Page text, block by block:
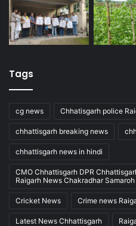
Tags
cg news Chhatisgarh police
chhattisgarh breaking news
chhattisgarh news in hindi
CMO Chhattisgarh DPR
Raigarh News Chakradhar
Cricket News Crime news
Latest News Chhattisgarh